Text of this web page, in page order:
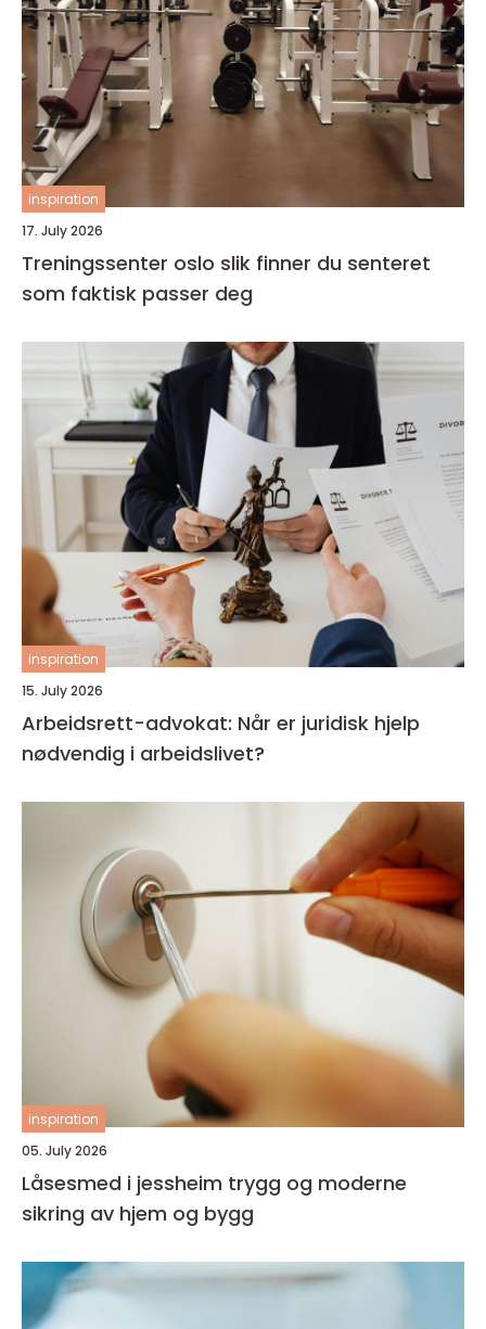
inspiration
17. July 2026
Treningssenter oslo slik finner du senteret
som faktisk passer deg
inspiration
15. July 2026
Arbeidsrett-advokat: Når er juridisk hjelp
nødvendig i arbeidslivet?
inspiration
05. July 2026
Låsesmed i jessheim trygg og moderne
sikring av hjem og bygg